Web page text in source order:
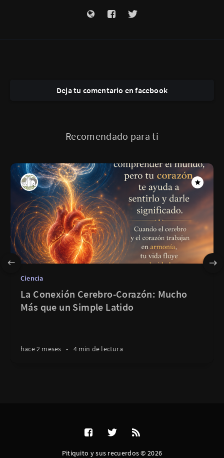
Deja tu comentario en facebook
Recomendado para ti
Ciencia
La Conexión Cerebro-Corazón: Mucho
Más que un Simple Latido
hace 2 meses • 4 min de lectura
Pitiquito y sus recuerdos © 2026